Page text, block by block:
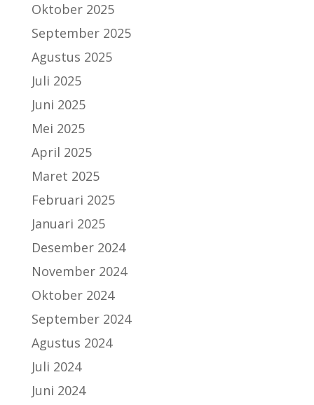
Oktober 2025
September 2025
Agustus 2025
Juli 2025
Juni 2025
Mei 2025
April 2025
Maret 2025
Februari 2025
Januari 2025
Desember 2024
November 2024
Oktober 2024
September 2024
Agustus 2024
Juli 2024
Juni 2024